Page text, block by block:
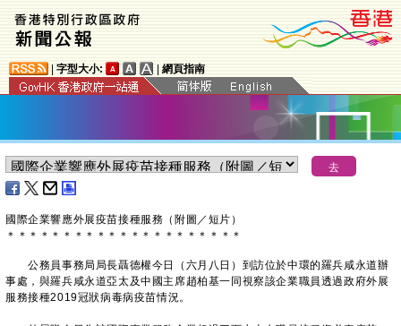
字型大小: 網頁指南
國際企業響應外展疫苗接種服務（附圖／短片）
＊ ＊ ＊ ＊ ＊ ＊ ＊ ＊ ＊ ＊ ＊ ＊ ＊ ＊ ＊ ＊ ＊ ＊ ＊ ＊ ＊
公務員事務局局長聶德權今日（六月八日）到訪位於中環的羅兵咸永道辦
事處，與羅兵咸永道亞太及中國主席趙柏基一同視察該企業職員透過政府外展
服務接種2019冠狀病毒病疫苗情況。